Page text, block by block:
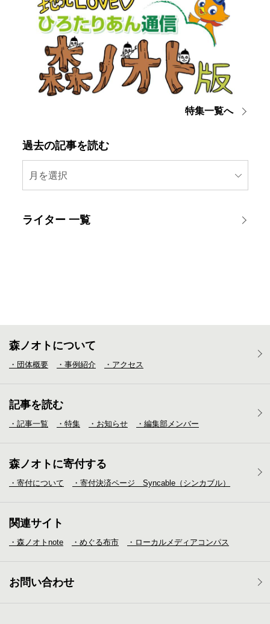
特集一覧へ
過去の記事を読む
月を選択
ライター 一覧
森ノオトについて
・団体概要 ・事例紹介 ・アクセス
記事を読む
・記事一覧 ・特集 ・お知らせ ・編集部メンバー
森ノオトに寄付する
・寄付について ・寄付決済ページ Syncable（シンカブル）
関連サイト
・森ノオトnote ・めぐる布市 ・ローカルメディア コンパス
お問い合わせ